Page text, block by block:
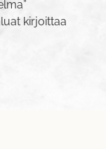
kirjoittaa